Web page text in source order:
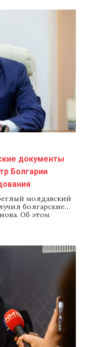
ЦИК
партия,
список
документы
Болгарии
молдавский
болгарские
Об этом
сообщил
27 июля.«Я
нам известно,